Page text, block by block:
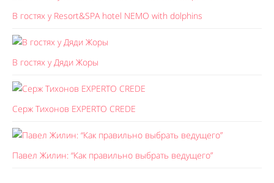
В гостях у Resort&SPA hotel NEMO with dolphins
В гостях у Дяди Жоры
Серж Тихонов EXPERTO CREDE
Павел Жилин: “Как правильно выбрать ведущего”